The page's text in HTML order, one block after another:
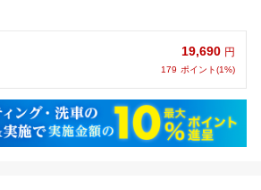
19,690 円
179 ポイント(1%)